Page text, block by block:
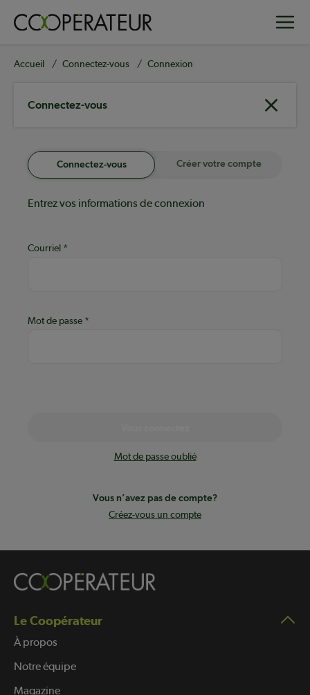
principal
Fil
Accueil Connectez-vous Connexion
Connectez-vous
Connectez-vous Créer votre compte
Entrez vos informations de connexion
Courriel
Mot de passe
Mot de passe oublié
Vous n’avez pas de compte?
Créez-vous un compte
Le Coopérateur
À propos
Notre équipe
Magazine